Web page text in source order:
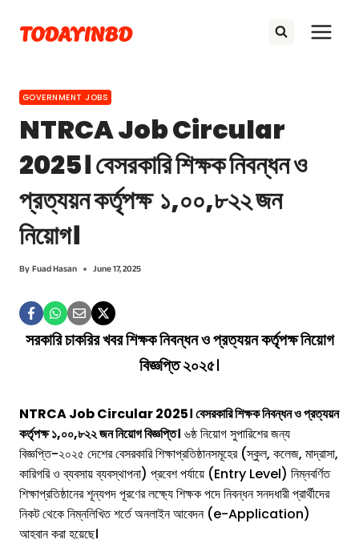
content
TODAYINBD
GOVERNMENT JOBS
NTRCA Job Circular
2025। বেসরকারি শিক্ষক নিবন্ধন ও
প্রত্যয়ন কর্তৃপক্ষ ১,০০,৮২২ জন
নিয়োগ।
ByFuad Hasan June 17, 2025
সরকারি চাকরির খবরশিক্ষক নিবন্ধন ও প্রত্যয়ন কর্তৃপক্ষনিয়োগ
বিজ্ঞপ্তি ২০২৫।
NTRCA Job Circular 2025। বেসরকারি শিক্ষক নিবন্ধন ও প্রত্যয়ন
কর্তৃপক্ষ ১,০০,৮২২ জন নিয়োগ বিজ্ঞপ্তি। ৬ষ্ঠ নিয়োগ সুপারিশের জন্য
বিজ্ঞপ্তি-২০২৫ দেশের বেসরকারি শিক্ষাপ্রতিষ্ঠানসমূহের (স্কুল, কলেজ, মাদ্রাসা,
কারিগরি ও ব্যবসায় ব্যবস্থাপনা) প্রবেশ পর্যায়ে (Entry Level) নিম্নবর্ণিত
শিক্ষাপ্রতিষ্ঠানের শূন্যপদ পূরণের লক্ষ্যে শিক্ষক পদে নিবন্ধন সনদধারী প্রার্থীদের
নিকট থেকে নিম্নলিখিত শর্তে অনলাইন আবেদন (e-Application)
আহবান করা হয়েছে।